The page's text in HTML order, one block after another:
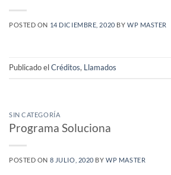
POSTED ON 14 DICIEMBRE, 2020 BY WP MASTER
Publicado elCréditos, Llamados
SIN CATEGORÍA
Programa Soluciona
POSTED ON 8 JULIO, 2020 BYWP MASTER